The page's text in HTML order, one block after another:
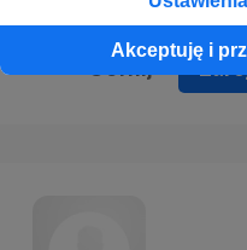
Akceptuję i